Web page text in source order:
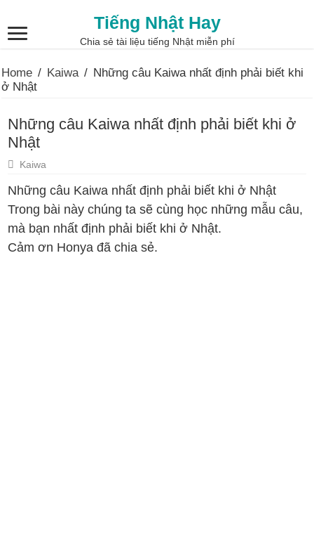
Tiếng Nhật Hay
Chia sẻ tài liệu tiếng Nhật miễn phí
Home / Kaiwa / Những câu Kaiwa nhất định phải biết khi
ở Nhật
Những câu Kaiwa nhất định phải biết khi ở
Nhật
Kaiwa
Những câu Kaiwa nhất định phải biết khi ở Nhật
Trong bài này chúng ta sẽ cùng học những mẫu câu,
mà bạn nhất định phải biết khi ở Nhật.
Cảm ơn Honya đã chia sẻ.